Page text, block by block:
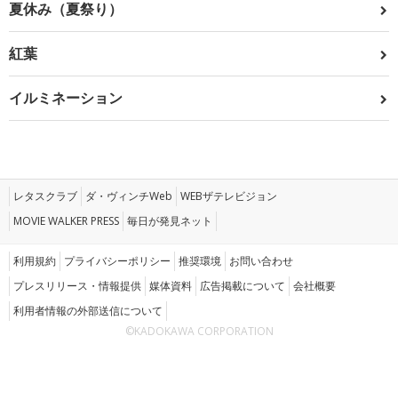
夏休み（夏祭り）
紅葉
イルミネーション
レタスクラブ ダ・ヴィンチWeb WEBザテレビジョン
MOVIE WALKER PRESS 毎日が発見ネット
利用規約 プライバシーポリシー 推奨環境 お問い合わせ
プレスリリース・情報提供 媒体資料 広告掲載について 会社概要
利用者情報の外部送信について
©KADOKAWA CORPORATION